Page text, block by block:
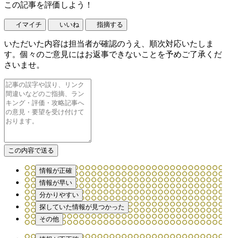
この記事を評価しよう！
イマイチ いいね 指摘する
いただいた内容は担当者が確認のうえ、順次対応いたしま
す。個々のご意見にはお返事できないことを予めご了承くだ
さいませ。
情報が正確
情報が早い
分かりやすい
探していた情報が見つかった
その他